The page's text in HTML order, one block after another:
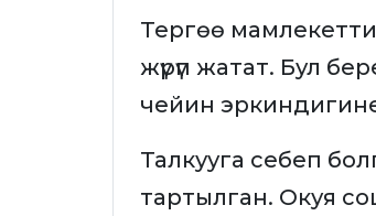
Тергөө
жүрүп жатат. Бул
чейин
Талкууга себеп
тартылган. Окуя